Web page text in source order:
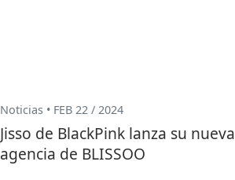
Noticias • FEB 22 / 2024
Jisso de BlackPink lanza su nueva
agencia de BLISSOO